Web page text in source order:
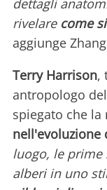
rivelare come
aggiunge
Terry Harrison,
antropologo
spiegato che la
nell'evoluzione
luogo, le
alberi in uno